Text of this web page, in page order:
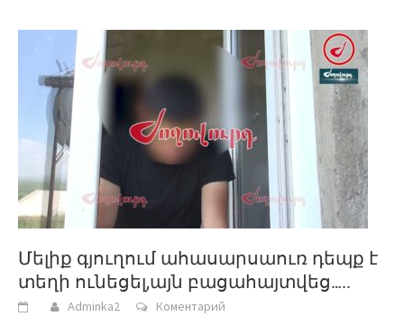
Մելիք գյուղում ահասարսաուռ դեպք է
տեղի ունեցել,այն բացահայտվեց…..
Adminka2 Коментарий